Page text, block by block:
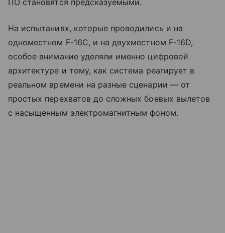
ПО становятся предсказуемыми.
На испытаниях, которые проводились и на
одноместном F-16C, и на двухместном F-16D,
особое внимание уделяли именно цифровой
архитектуре и тому, как система реагирует в
реальном времени на разные сценарии — от
простых перехватов до сложных боевых вылетов
с насыщенным электромагнитным фоном.